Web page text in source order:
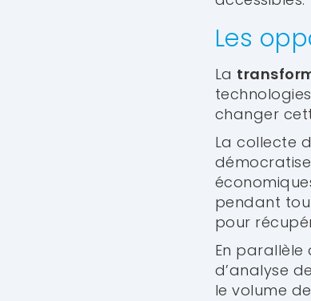
Les
La
changer
La collecte
pendant
pour
En parallèle
d’analyse
le volume